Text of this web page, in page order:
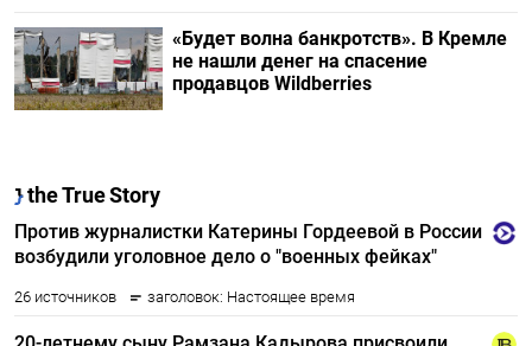
«Будет волна банкротств». В Кремле
не нашли денег на спасение
продавцов Wildberries